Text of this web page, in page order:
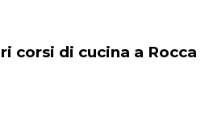
corsi di cucina a Rocca